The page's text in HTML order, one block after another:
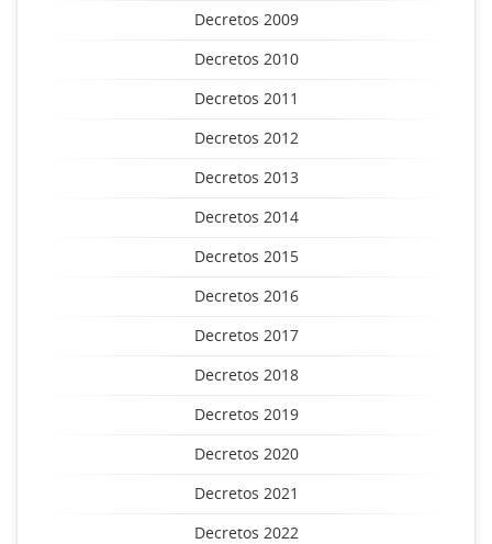
Decretos 2009
Decretos 2010
Decretos 2011
Decretos 2012
Decretos 2013
Decretos 2014
Decretos 2015
Decretos 2016
Decretos 2017
Decretos 2018
Decretos 2019
Decretos 2020
Decretos 2021
Decretos 2022